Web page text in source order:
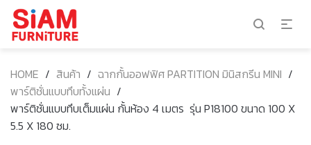
HOME / สินค้า / ฉากกั้นออฟฟิศ PARTITION มินิสกรีน MINI /
พาร์ติชั่นแบบทึบทั้งแผ่น /
พาร์ติชั่นแบบทึบเต็มแผ่น กั้นห้อง 4 เมตร รุ่น P18100 ขนาด 100 X
5.5 X 180 ซม.